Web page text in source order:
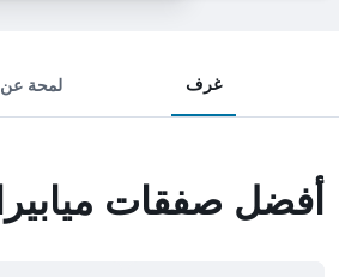
غرف لمحة عن
أفضل صفقات